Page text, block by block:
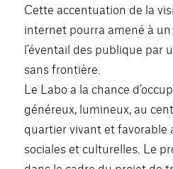
Cette accentuation de la
internet pourra amené à
l’éventail des publique par
sans frontière.
Le Labo a la chance
généreux, lumineux, au
quartier vivant et favorable
sociales et culturelles. Le